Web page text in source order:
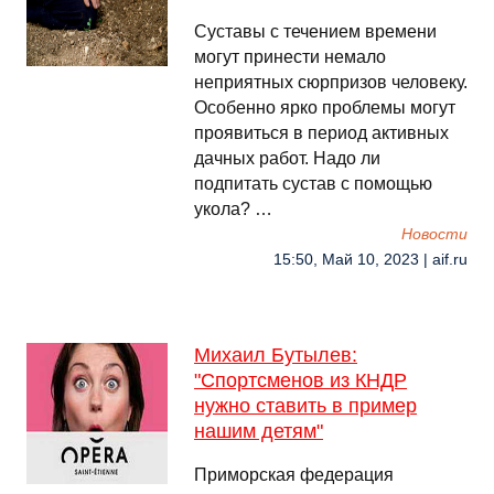
Суставы с течением времени
могут принести немало
неприятных сюрпризов человеку.
Особенно ярко проблемы могут
проявиться в период активных
дачных работ. Надо ли
подпитать сустав с помощью
укола? …
Новости
15:50, Май 10, 2023 | aif.ru
Михаил Бутылев:
"Спортсменов из КНДР
нужно ставить в пример
нашим детям"
Приморская федерация